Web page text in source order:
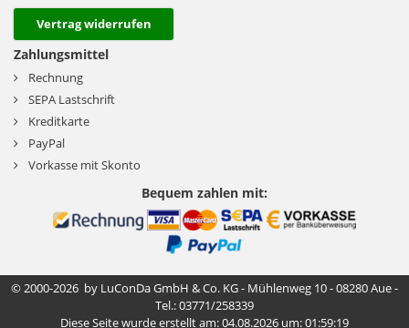
Vertrag widerrufen
Zahlungsmittel
Rechnung
SEPA Lastschrift
Kreditkarte
PayPal
Vorkasse mit Skonto
Bequem zahlen mit:
© 2000-2026 by LuConDa GmbH & Co. KG - Mühlenweg 10 - 08280 Aue -
Tel.: 03771/258339
Diese Seite wurde erstellt am: 04.08.2026 um: 01:59:19